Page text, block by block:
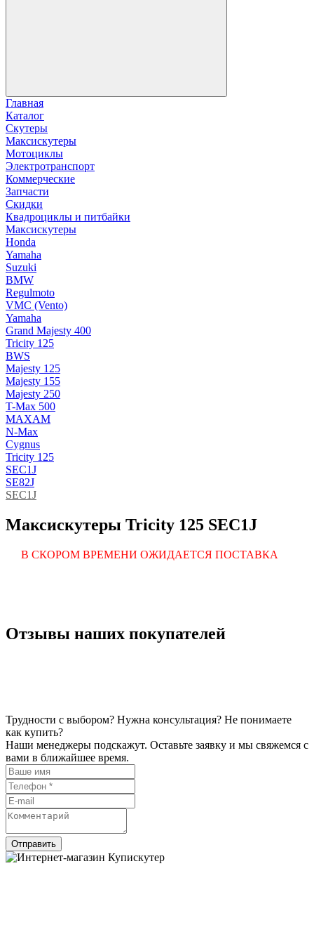
Главная
Каталог
Скутеры
Максискутеры
Мотоциклы
Электротранспорт
Коммерческие
Запчасти
Скидки
Квадроциклы и питбайки
Максискутеры
Honda
Yamaha
Suzuki
BMW
Regulmoto
VMC (Vento)
Yamaha
Grand Majesty 400
Tricity 125
BWS
Majesty 125
Majesty 155
Majesty 250
T-Max 500
MAXAM
N-Max
Cygnus
Tricity 125
SEC1J
SE82J
SEC1J
Максискутеры Tricity 125 SEC1J
В СКОРОМ ВРЕМЕНИ ОЖИДАЕТСЯ ПОСТАВКА
Отзывы наших покупателей
Трудности с выбором? Нужна консультация? Не понимаете
как купить?
Наши менеджеры подскажут. Оставьте заявку и мы свяжемся с
вами в ближайшее время.
Отправить